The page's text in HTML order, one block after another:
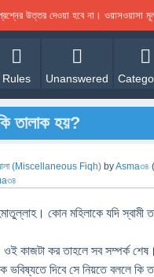
উত্তর দেওয়া হবে না।
Rules Unanswered
তালাক হয়?
(Miscellaneous Fiqh) byAsma৩৪ (
কোন মহিলাকে যদি স্বামী
কাজটা কর তাহলে সব সম্পর্ক
ভবিষ্যতে দিবে সে নিয়তে বললে